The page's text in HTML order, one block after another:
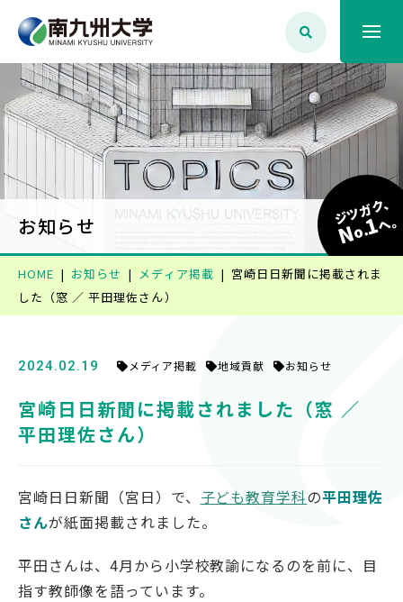
大学案内
学生生活
学部学科・大学院
就職・資格
対象者別
受験生の方
保護者の方
高校教員の方
企業の方
在学生・教職員の方
お知らせ ジツガク、
No.1へ
HOME お知らせ メディア掲載
宮崎日日新聞に掲載されま
した（窓 ／ 平田理佐さん）
2024.02.19 メディア掲載 地域貢献 お知らせ
宮崎日日新聞に掲載されました（窓 ／
平田理佐さん）
宮崎日日新聞（宮日）で、 子ども教育学科の平田理佐
さんが紙面掲載されました。
平田さんは、4月から小学校教諭になるのを前に、目
指す教師像を語っています。